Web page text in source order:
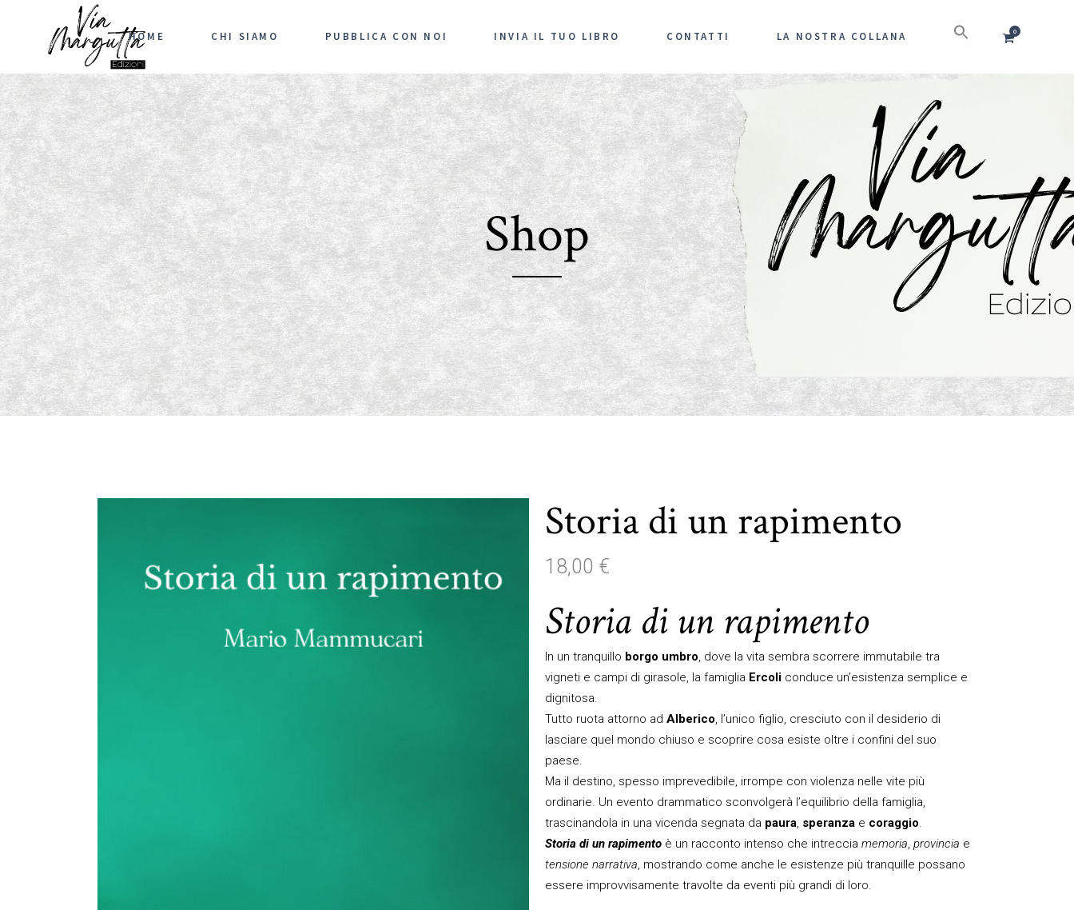
0
HOME CHI SIAMO PUBBLICA CON NOI INVIA IL TUO LIBRO CONTATTI LA NOSTRA COLLANA
Shop
Storia di un rapimento
18,00 €
Storia di un rapimento
In un tranquillo borgo umbro, dove la vita sembra scorrere immutabile tra
vigneti e campi di girasole, la famiglia Ercoli conduce un’esistenza semplice e
dignitosa.
Tutto ruota attorno ad Alberico, l’unico figlio, cresciuto con il desiderio di
lasciare quel mondo chiuso e scoprire cosa esiste oltre i confini del suo
paese.
Ma il destino, spesso imprevedibile, irrompe con violenza nelle vite più
ordinarie. Un evento drammatico sconvolgerà l’equilibrio della famiglia,
trascinandola in una vicenda segnata da paura, speranza e coraggio.
Storia di un rapimento è un racconto intenso che intreccia memoria, provincia e
tensione narrativa, mostrando come anche le esistenze più tranquille possano
essere improvvisamente travolte da eventi più grandi di loro.